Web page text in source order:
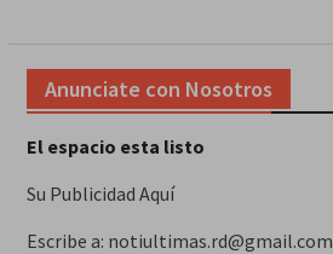
Anunciate con Nosotros
El espacio esta listo
Su Publicidad Aquí
Escribe a: notiultimas.rd@gmail.com